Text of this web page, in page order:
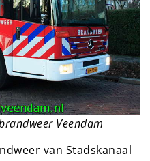
Veendam
van Stadskanaal